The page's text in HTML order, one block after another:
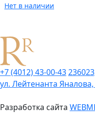
Нет в наличии
+7 (4012) 43-00-43
ул. Лейтенанта Яналова,
Разработка сайта